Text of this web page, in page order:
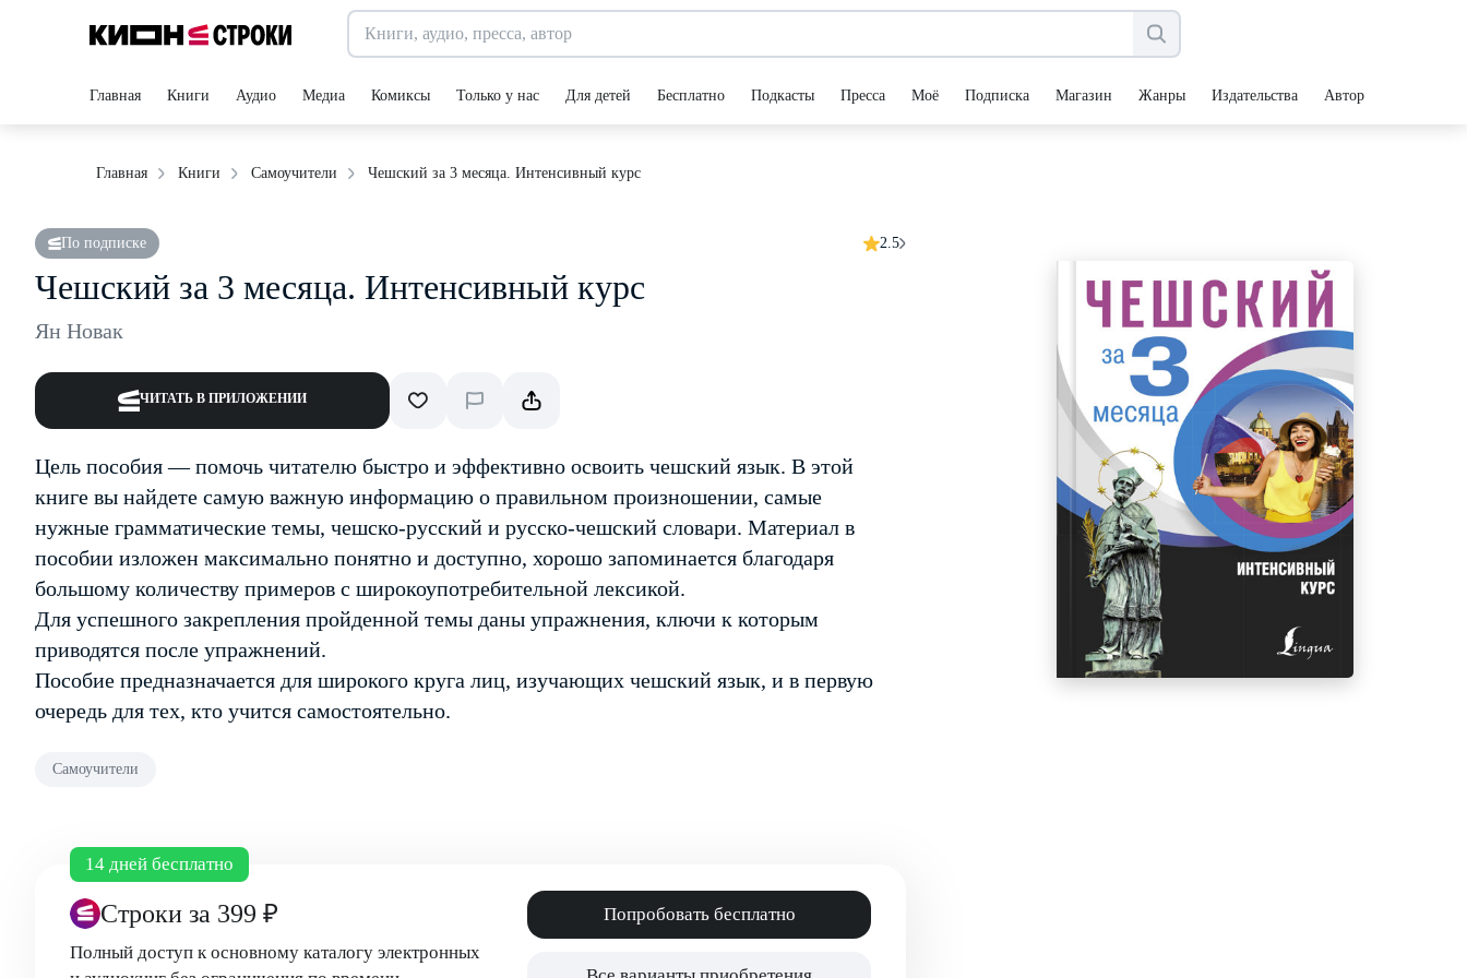
Главная Книги Аудио Медиа Комиксы Только у нас Для детей Бесплатно Подкасты Пресса Моё Подписка Магазин Жанры Издательства Авторы
Главная Книги Самоучители Чешский за 3 месяца. Интенсивный курс
По подписке 2.5
Чешский за 3 месяца. Интенсивный курс
Ян Новак
ЧИТАТЬ В ПРИЛОЖЕНИИ
Цель пособия — помочь читателю быстро и эффективно освоить чешский язык. В этой
книге вы найдете самую важную информацию о правильном произношении, самые
нужные грамматические темы, чешско-русский и русско-чешский словари. Материал в
пособии изложен максимально понятно и доступно, хорошо запоминается благодаря
большому количеству примеров с широкоупотребительной лексикой.
Для успешного закрепления пройденной темы даны упражнения, ключи к которым
приводятся после упражнений.
Пособие предназначается для широкого круга лиц, изучающих чешский язык, и в первую
очередь для тех, кто учится самостоятельно.
Самоучители
14 дней бесплатно
Строки за 399 ₽
Полный доступ к основному каталогу электронных
Попробовать бесплатно